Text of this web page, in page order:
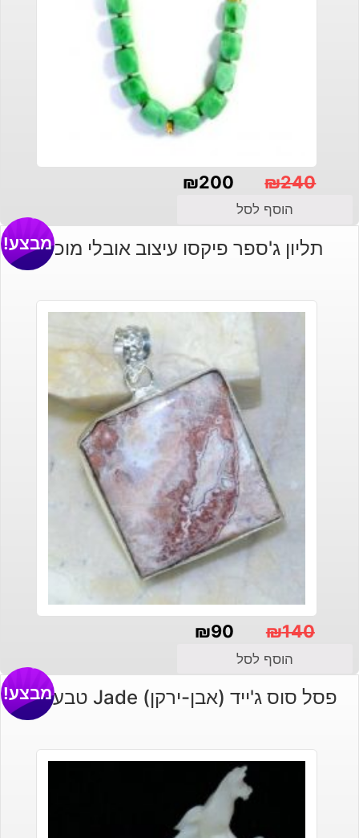
₪240
המקורי
היה:
₪200
הנוכחי
הוא:
הוסף לסל
תליון ג'ספר פיקסו עיצוב אובלי מוכסףמבצע!
₪140
המקורי
היה:
₪90
הנוכחי
הוא:
הוסף לסל
פסל סוס ג'ייד (אבן-ירקן) Jade טבעי לבן מבצע!